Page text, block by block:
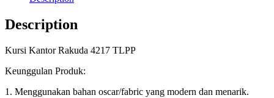
Description
Kursi Kantor Rakuda 4217 TLPP
Keunggulan Produk:
1. Menggunakan bahan oscar/fabric yang modern dan menarik.